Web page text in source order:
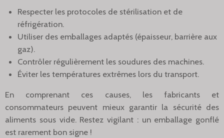
Respecter les protocoles de stérilisation et de
réfrigération.
Utiliser des emballages adaptés (épaisseur, barrière aux
gaz).
Contrôler régulièrement les soudures des machines.
Éviter les températures extrêmes lors du transport.
En comprenant ces causes, les fabricants et
consommateurs peuvent mieux garantir la sécurité des
aliments sous vide. Restez vigilant : un emballage gonflé
est rarement bon signe !